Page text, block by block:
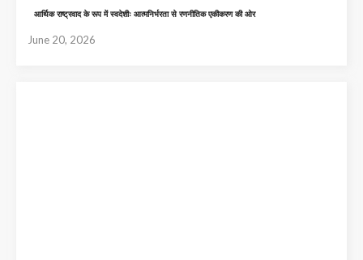
आर्थिक राष्ट्रवाद के रूप में स्वदेशीः आत्मनिर्भरता से रणनीतिक एकीकरण की ओर
June 20, 2026